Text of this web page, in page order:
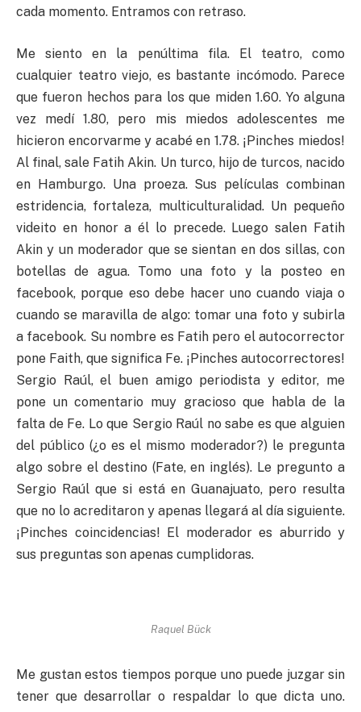
cada momento. Entramos con retraso.
Me siento en la penúltima fila. El teatro, como
cualquier teatro viejo, es bastante incómodo. Parece
que fueron hechos para los que miden 1.60. Yo alguna
vez medí 1.80, pero mis miedos adolescentes me
hicieron encorvarme y acabé en 1.78. ¡Pinches miedos!
Al final, sale Fatih Akin. Un turco, hijo de turcos, nacido
en Hamburgo. Una proeza. Sus películas combinan
estridencia, fortaleza, multiculturalidad. Un pequeño
videito en honor a él lo precede. Luego salen Fatih
Akin y un moderador que se sientan en dos sillas, con
botellas de agua. Tomo una foto y la posteo en
facebook, porque eso debe hacer uno cuando viaja o
cuando se maravilla de algo: tomar una foto y subirla
a facebook. Su nombre es Fatih pero el autocorrector
pone Faith, que significa Fe. ¡Pinches autocorrectores!
Sergio Raúl, el buen amigo periodista y editor, me
pone un comentario muy gracioso que habla de la
falta de Fe. Lo que Sergio Raúl no sabe es que alguien
del público (¿o es el mismo moderador?) le pregunta
algo sobre el destino (Fate, en inglés). Le pregunto a
Sergio Raúl que si está en Guanajuato, pero resulta
que no lo acreditaron y apenas llegará al día siguiente.
¡Pinches coincidencias! El moderador es aburrido y
sus preguntas son apenas cumplidoras.
Raquel Bück
Me gustan estos tiempos porque uno puede juzgar sin
tener que desarrollar o respaldar lo que dicta uno.